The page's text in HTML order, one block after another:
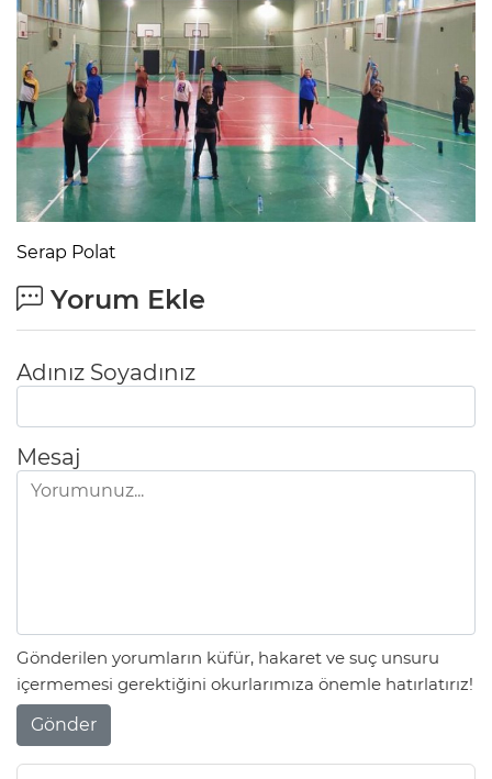
Serap Polat
Yorum Ekle
Adınız Soyadınız
Mesaj
Gönderilen yorumların küfür, hakaret ve suç unsuru
içermemesi gerektiğini okurlarımıza önemle hatırlatırız!
Gönder